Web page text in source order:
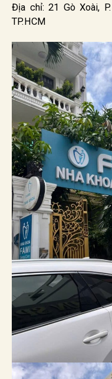
Địa chỉ: 21 Gò Xoài,
TP.HCM